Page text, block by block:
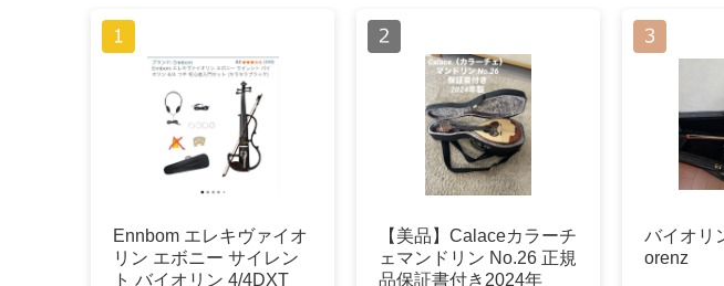
Ennbom エレキヴァイオ
リン エボニー サイレン
ト バイオリン 4/4DXT
【美品】Calaceカラーチ
ェマンドリン No.26 正規
品保証書付き2024年
バイオリ
orenz